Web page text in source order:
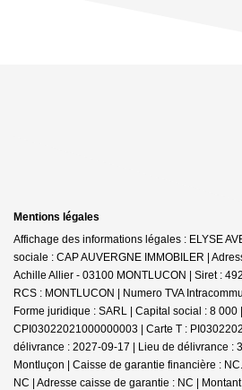
Mentions légales
Affichage des informations légales : ELYSE
sociale : CAP AUVERGNE IMMOBILER |
Achille Allier - 03100 MONTLUCON | Siret :
RCS : MONTLUCON | Numero TVA
Forme juridique : SARL | Capital social : 8 000
CPI03022021000000003 | Carte T :
délivrance : 2027-09-17 | Lieu de délivrance :
Montluçon | Caisse de garantie financière :
NC | Adresse caisse de garantie : NC |